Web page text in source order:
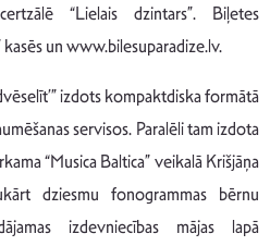
“Lielais dzintars”. Biļetes
un www.bilesuparadize.lv.
izdots kompaktdiska formātā
servisos. Paralēli tam izdota
“Musica Baltica” veikalā Krišjāņa
dziesmu fonogrammas bērnu
izdevniecības mājas lapā